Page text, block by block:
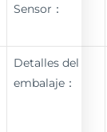
Sensor：
Detalles del
embalaje：